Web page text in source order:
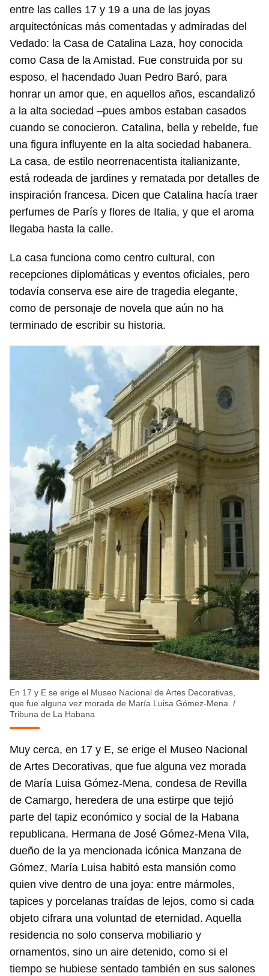
entre las calles 17 y 19 a una de las joyas
arquitectónicas más comentadas y admiradas del
Vedado: la Casa de Catalina Laza, hoy conocida
como Casa de la Amistad. Fue construida por su
esposo, el hacendado Juan Pedro Baró, para
honrar un amor que, en aquellos años, escandalizó
a la alta sociedad –pues ambos estaban casados
cuando se conocieron. Catalina, bella y rebelde, fue
una figura influyente en la alta sociedad habanera.
La casa, de estilo neorrenacentista italianizante,
está rodeada de jardines y rematada por detalles de
inspiración francesa. Dicen que Catalina hacía traer
perfumes de París y flores de Italia, y que el aroma
llegaba hasta la calle.
La casa funciona como centro cultural, con
recepciones diplomáticas y eventos oficiales, pero
todavía conserva ese aire de tragedia elegante,
como de personaje de novela que aún no ha
terminado de escribir su historia.
En 17 y E se erige el Museo Nacional de Artes Decorativas,
que fue alguna vez morada de María Luisa Gómez-Mena. /
Tribuna de La Habana
Muy cerca, en 17 y E, se erige el Museo Nacional
de Artes Decorativas, que fue alguna vez morada
de María Luisa Gómez-Mena, condesa de Revilla
de Camargo, heredera de una estirpe que tejió
parte del tapiz económico y social de la Habana
republicana. Hermana de José Gómez-Mena Vila,
dueño de la ya mencionada icónica Manzana de
Gómez, María Luisa habitó esta mansión como
quien vive dentro de una joya: entre mármoles,
tapices y porcelanas traídas de lejos, como si cada
objeto cifrara una voluntad de eternidad. Aquella
residencia no solo conserva mobiliario y
ornamentos, sino un aire detenido, como si el
tiempo se hubiese sentado también en sus salones